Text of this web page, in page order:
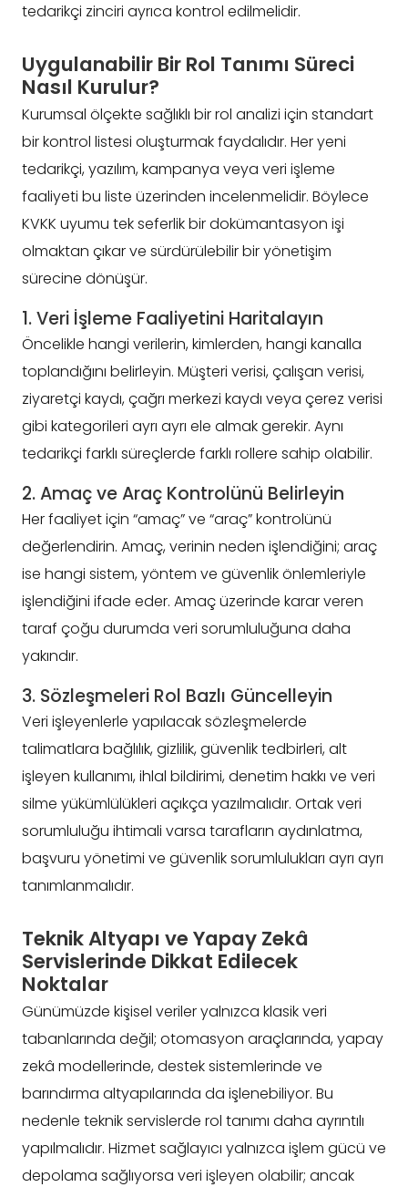
tedarikçi zinciri ayrıca kontrol edilmelidir.
Uygulanabilir Bir Rol Tanımı Süreci
Nasıl Kurulur?
Kurumsal ölçekte sağlıklı bir rol analizi için standart
bir kontrol listesi oluşturmak faydalıdır. Her yeni
tedarikçi, yazılım, kampanya veya veri işleme
faaliyeti bu liste üzerinden incelenmelidir. Böylece
KVKK uyumu tek seferlik bir dokümantasyon işi
olmaktan çıkar ve sürdürülebilir bir yönetişim
sürecine dönüşür.
1. Veri İşleme Faaliyetini Haritalayın
Öncelikle hangi verilerin, kimlerden, hangi kanalla
toplandığını belirleyin. Müşteri verisi, çalışan verisi,
ziyaretçi kaydı, çağrı merkezi kaydı veya çerez verisi
gibi kategorileri ayrı ayrı ele almak gerekir. Aynı
tedarikçi farklı süreçlerde farklı rollere sahip olabilir.
2. Amaç ve Araç Kontrolünü Belirleyin
Her faaliyet için “amaç” ve “araç” kontrolünü
değerlendirin. Amaç, verinin neden işlendiğini; araç
ise hangi sistem, yöntem ve güvenlik önlemleriyle
işlendiğini ifade eder. Amaç üzerinde karar veren
taraf çoğu durumda veri sorumluluğuna daha
yakındır.
3. Sözleşmeleri Rol Bazlı Güncelleyin
Veri işleyenlerle yapılacak sözleşmelerde
talimatlara bağlılık, gizlilik, güvenlik tedbirleri, alt
işleyen kullanımı, ihlal bildirimi, denetim hakkı ve veri
silme yükümlülükleri açıkça yazılmalıdır. Ortak veri
sorumluluğu ihtimali varsa tarafların aydınlatma,
başvuru yönetimi ve güvenlik sorumlulukları ayrı ayrı
tanımlanmalıdır.
Teknik Altyapı ve Yapay Zekâ
Servislerinde Dikkat Edilecek
Noktalar
Günümüzde kişisel veriler yalnızca klasik veri
tabanlarında değil; otomasyon araçlarında, yapay
zekâ modellerinde, destek sistemlerinde ve
barındırma altyapılarında da işlenebiliyor. Bu
nedenle teknik servislerde rol tanımı daha ayrıntılı
yapılmalıdır. Hizmet sağlayıcı yalnızca işlem gücü ve
depolama sağlıyorsa veri işleyen olabilir; ancak